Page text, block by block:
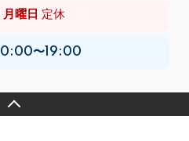
月曜日 定休
10:00〜19:00